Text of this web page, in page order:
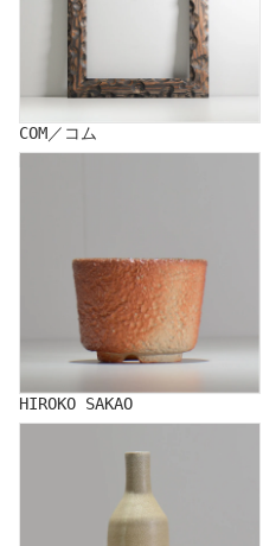
COM／コム
HIROKO SAKAO